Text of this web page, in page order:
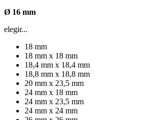
Ø 16 mm
elegir...
18 mm
18 mm x 18 mm
18,4 mm x 18,4 mm
18,8 mm x 18,8 mm
20 mm x 23,5 mm
24 mm x 18 mm
24 mm x 23,5 mm
24 mm x 24 mm